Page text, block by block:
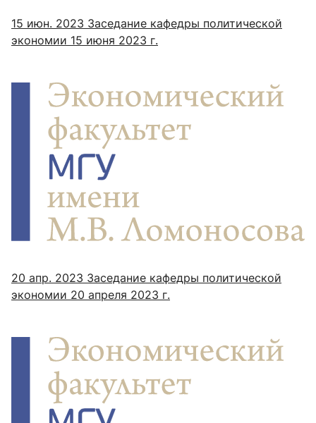
15 июн. 2023 Заседание кафедры политической
экономии 15 июня 2023 г.
20 апр. 2023 Заседание кафедры политической
экономии 20 апреля 2023 г.